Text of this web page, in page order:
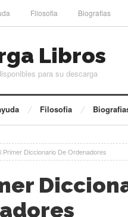
Filosofia Biografias
Libros
para su descarga
Filosofia
Primer Diccionario De Ordenadores